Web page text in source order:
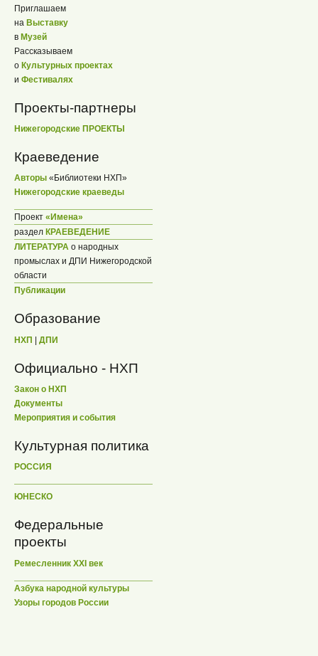
Приглашаем
на Выставку
в Музей
Рассказываем
о Культурных проектах
и Фестивалях
Проекты-партнеры
Нижегородские ПРОЕКТЫ
Краеведение
Авторы «Библиотеки НХП»
Нижегородские краеведы
Проект «Имена»
раздел КРАЕВЕДЕНИЕ
ЛИТЕРАТУРА о народных
промыслах и ДПИ Нижегородской
области
Публикации
Образование
НХП | ДПИ
Официально - НХП
Закон о НХП
Документы
Мероприятия и события
Культурная политика
РОССИЯ
ЮНЕСКО
Федеральные
проекты
Ремесленник XXI век
Азбука народной культуры
Узоры городов России